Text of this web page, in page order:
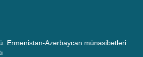
Ermənistan-Azərbaycan münasibətləri